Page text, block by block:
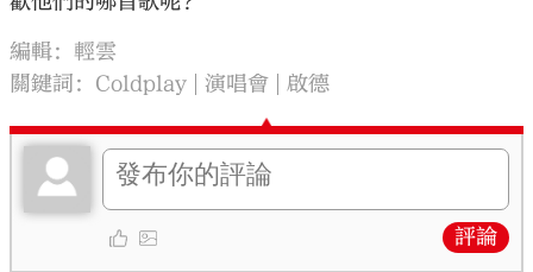
編輯：輕雲
關鍵詞： Coldplay 演唱會 啟德
評論